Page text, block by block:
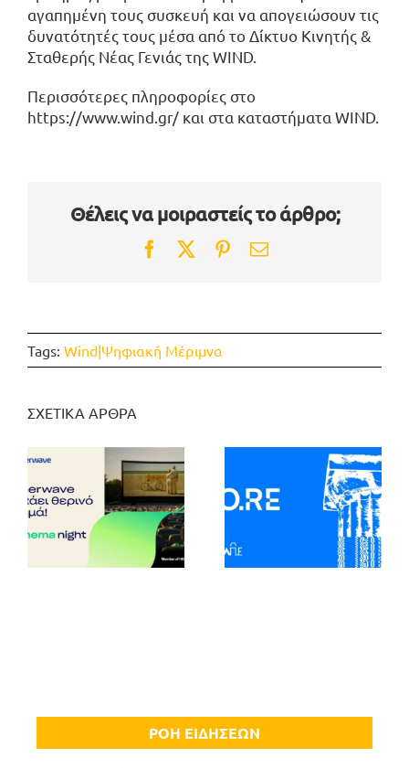
αγαπημένη τους συσκευή και να απογειώσουν τις
δυνατότητές τους μέσα από το Δίκτυο Κινητής &
Σταθερής Νέας Γενιάς της WIND.
Περισσότερες πληροφορίες στο
https://www.wind.gr/ και στα καταστήματα WIND.
Θέλεις να μοιραστείς το άρθρο;
Facebook
TwitterPinterest
Email
Tags: Wind|Ψηφιακή Μέριμνα
ΣΧΕΤΙΚΑ ΑΡΘΡΑ
ΡΟΗ ΕΙΔΗΣΕΩΝ